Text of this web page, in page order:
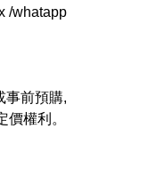
/whatapp
事前預購,
權利。